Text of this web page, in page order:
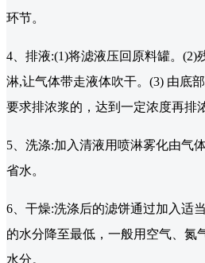
环节。
4、排液:(1)将滤液压回原料罐。(2)
淋,让气体带走液体吹干。(3) 由底
要求排浓浆的，达到一定浓度再排
5、洗涤:加入清液用喷淋雾化由气
省水。
6、干燥:洗涤后的滤饼通过加入适
的水分降至最低，一般用空气、氮
水分。